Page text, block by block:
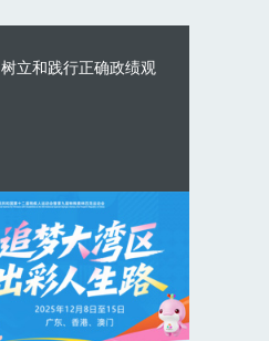
树立和践行正确政绩观